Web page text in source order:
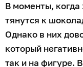
В моменты, когда
тянутся к
Однако в них
который
так и на фигуре.